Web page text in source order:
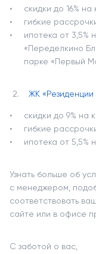
скидки до 16% на
гибкие
ипотека от 3,5%
«Переделкино
парке «Первый
ЖК «Резиденции
скидки до 9% на
гибкие
ипотека от 5,5%
Узнать больше об
с менеджером,
соответствовать
сайте или в офисе
С заботой о вас,